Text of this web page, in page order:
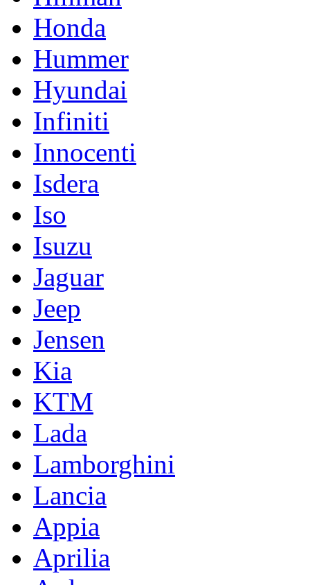
Honda
Hummer
Hyundai
Infiniti
Innocenti
Isdera
Iso
Isuzu
Jaguar
Jeep
Jensen
Kia
KTM
Lada
Lamborghini
Lancia
Appia
Aprilia